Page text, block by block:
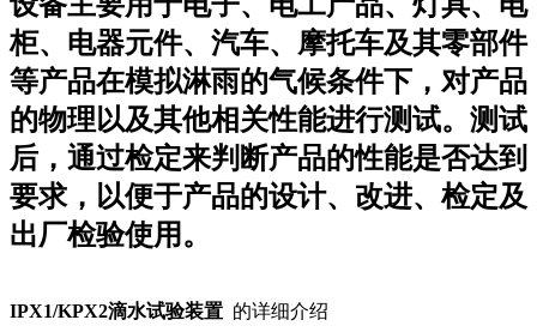
柜、电器元件、汽车、摩托车及其零部件
等产品在模拟淋雨的气候条件下，对产品
的物理以及其他相关性能进行测试。测试
后，通过检定来判断产品的性能是否达到
要求，以便于产品的设计、改进、检定及
出厂检验使用。
IPX1/KPX2滴水试验装置 的详细介绍